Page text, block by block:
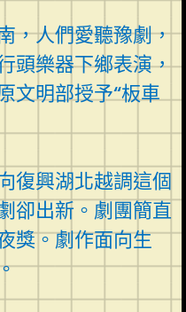
，人們愛聽豫劇，
頭樂器下鄉表演，
文明部授予“板車
復興湖北越調這個
卻出新。劇團簡直
獎。劇作面向生